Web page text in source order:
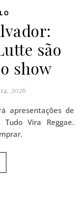
são
show
2026
Vira Reggae.